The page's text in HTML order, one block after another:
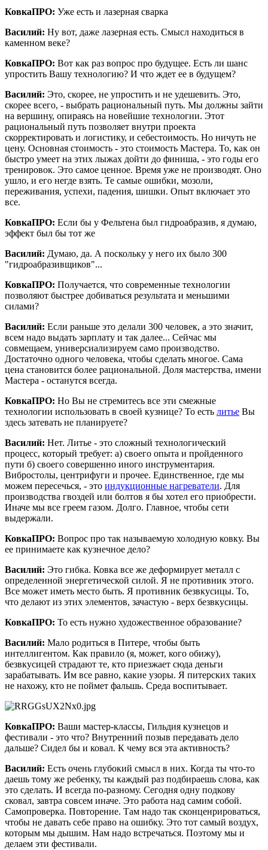
КовкаПРО: Уже есть и лазерная сварка
Василий: Ну вот, даже лазерная есть. Смысл находиться в
каменном веке?
КовкаПРО: Вот как раз вопрос про будущее. Есть ли шанс
упростить Вашу технологию? И что ждет ее в будущем?
Василий: Это, скорее, не упростить и не удешевить. Это,
скорее всего, - выбрать рациональный путь. Мы должны зайти
на вершину, опираясь на новейшие технологии. Этот
рациональный путь позволяет внутри проекта
скорректировать и логистику, и себестоимость. Но ничуть не
цену. Основная стоимость - это стоимость Мастера. То, как он
быстро умеет на этих лыжах дойти до финиша, - это годы его
тренировок. Это самое ценное. Время уже не производят. Оно
ушло, и его негде взять. Те самые ошибки, мозоли,
переживания, успехи, падения, шишки. Опыт включает это
все.
КовкаПРО: Если бы у Фельтена был гидроабразив, я думаю,
эффект был бы тот же
Василий: Думаю, да. А поскольку у него их было 300
"гидроабразивщиков"...
КовкаПРО: Получается, что современные технологии
позволяют быстрее добиваться результата и меньшими
силами?
Василий: Если раньше это делали 300 человек, а это значит,
всем надо выдать зарплату и так далее... Сейчас мы
совмещаем, универсиализируем само производство.
Достаточно одного человека, чтобы сделать многое. Сама
цена становится более рациональной. Доля мастерства, имени
Мастера - останутся всегда.
КовкаПРО: Но Вы не стремитесь все эти смежные
технологии использовать в своей кузнице? То есть литье Вы
здесь затевать не планируете?
Василий: Нет. Литье - это сложный технологический
процесс, который требует: а) своего опыта и пройденного
пути б) своего совершенно иного инструментария.
Вибростолы, центрифуги и прочее. Единственное, где мы
можем пересечься, - это индукционные нагреватели. Для
производства гвоздей или болтов я бы хотел его приобрести.
Иначе мы все греем газом. Долго. Главное, чтобы сети
выдержали.
КовкаПРО: Вопрос про так называемую холодную ковку. Вы
ее принимаете как кузнечное дело?
Василий: Это гибка. Ковка все же деформирует металл с
определенной энергетической силой. Я не противник этого.
Все может иметь место быть. Я противник безвкусицы. То,
что делают из этих элементов, зачастую - верх безвкусицы.
КовкаПРО: То есть нужно художественное образование?
Василий: Мало родиться в Питере, чтобы быть
интеллигентом. Как правило (я, может, кого обижу),
безвкусицей страдают те, кто приезжает сюда деньги
зарабатывать. Им все равно, какие узоры. Я питерских таких
не нахожу, кто не поймет фальшь. Среда воспитывает.
КовкаПРО: Ваши мастер-классы, Гильдия кузнецов и
фестивали - это что? Внутренний позыв передавать дело
дальше? Сидел бы и ковал. К чему вся эта активность?
Василий: Есть очень глубокий смысл в них. Когда ты что-то
даешь тому же ребенку, ты каждый раз подбираешь слова, как
это сделать. И всегда по-разному. Сегодня одну подкову
сковал, завтра совсем иначе. Это работа над самим собой.
Самопроверка. Повторение. Там надо так сконценрироваться,
чтобы не давать себе право на ошибку. Это тот самый воздух,
которым мы дышим. Нам надо встречаться. Поэтому мы и
делаем эти фестивали.